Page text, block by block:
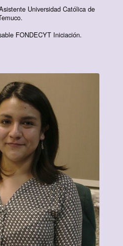
Universidad Católica de
FONDECYT Iniciación.